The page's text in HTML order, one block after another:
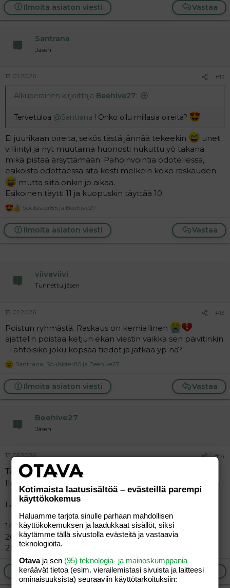
a
c
t
Vastaa
Ilmoita asiaton viesti
Santrana
Jäsen
13.01.2026 #12
Alkuperäinen kirjoittaja Beehive27:
Tervetuloa @Santrana ! Onko ollu millasia oireita?
Ei juurikaan oireita, sekös tästä jännää tekeekin
unet
villiintyi ja nyt muutama huonosti nukuttu yö takana
mikä pistää ärsyttämään. Pahoinvointia odotellessa,
esikoista odottaessa sitä kesti melkein koko raskauden
mutta siitä onkin jo aikaa.
Esikoinen täytti 11 ja kuopuskin täyttää 10.
R
a
c
t
Soulsister85 ja Beehive27
Vastaa
Ilmoita asiaton viesti
viivaviivi
Tunnettu jäsen
13.01.2026 #13
Poistun ryhmästä. Raskaus on kemiallinen
ajattelin poistaa ketjun ekan viestin vaikka sen päivitinkin
. Tahtoisiko joku kopsaa tiedot ja jatkaa yp nä?
R
a
c
t
Santrana Soulsister85 ja Beehive27
Vastaa
Ilmoita asiaton viesti
Beehive27
Jäsen
13.01.2026 #14
Tänne syyskuisten 2026 odottajia
Ilmoita tietosi niin kopioin listaan
LA/ NIMIMERKKI/ monesko lapsi/ ikä
14.9/@Soulsister85/4./40
20.9./@Beehive27/3./33
21.9@Santrana
Vastaa
Ilmoita asiaton viesti
Kotimaista laatusisältöä – evästeillä parempi
käyttökokemus
Haluamme tarjota sinulle parhaan mahdollisen
käyttökokemuksen ja laadukkaat sisällöt, siksi
käytämme tällä sivustolla evästeitä ja vastaavia
teknologioita.
Otavaja sen (95) teknologia- ja mainoskumppania
keräävät tietoa (esim. vierailemis­tasi sivuista ja laitteesi
ominaisuuk­sista) seuraaviin käyttötarkoituksiin: